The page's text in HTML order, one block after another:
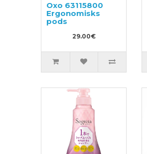
Oxo 63115800
Ergonomisks
pods
29.00€